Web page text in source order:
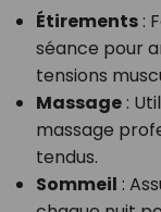
Étirements:
séance pour
tensions
Massage:
massage
tendus.
Sommeil :